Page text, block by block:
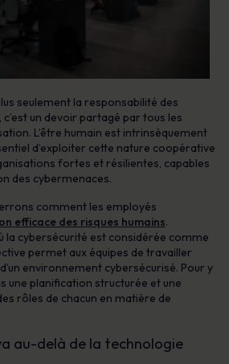
seulement la responsabilité des
un devoir partagé par tous les
L’être humain est intrinsèquement
d’exploiter cette nature coopérative
fortes et résilientes, capables
des cybermenaces.
comment les employés
efficace des risques humains.
la cybersécurité est considérée comme
permet aux équipes de travailler
environnement cybersécurisé. Pour y
une planification structurée et une
rôles de chacun en matière de
au-delà de la technologie